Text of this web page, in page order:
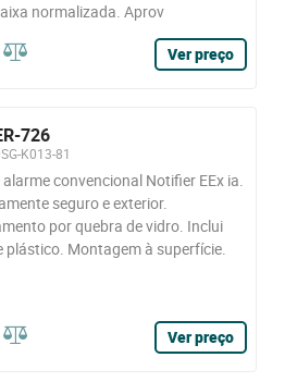
normalizada. Aprov
Ver preço
726
K013-81
convencional Notifier EEx ia.
seguro e exterior.
por quebra de vidro. Inclui
plástico. Montagem à superfície.
Ver preço